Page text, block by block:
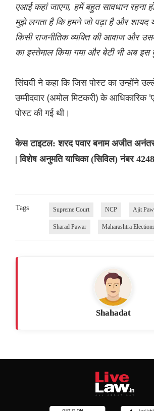
एआई कहां जाएगा, हमें बहुत सावधान रहना
मुझे लगता है कि हमने जो पढ़ा है और शायद
किसी राजनीतिक व्यक्ति की आवाज और
का इस्तेमाल किया गया और बेटी भी अब इस
सिंघवी ने कहा कि जिस पोस्ट का उन्होंने
उम्मीदवार (अमोल मिटकरी) के
पोस्ट की गई थी।
केस टाइटल: शरद पवार बनाम अजीत
| विशेष अनुमति याचिका (सिविल) नंबर
Tags Supreme Court NCP Ajit
Sharad Pawar Maharashtra
Shahadat